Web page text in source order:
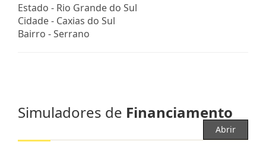
Estado - Rio Grande do Sul
Cidade - Caxias do Sul
Bairro -Serrano
Simuladores de Financiamento
Abrir